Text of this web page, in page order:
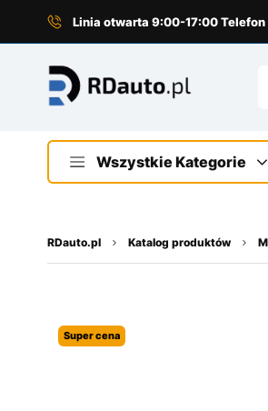
Linia otwarta 9:00-17:00
Wszystkie Kategorie
RDauto.pl Katalog produktów
Super cena